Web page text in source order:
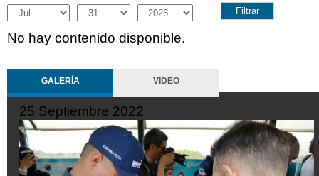
Month
Day Year
No hay contenido disponible.
GALERÍA VIDEO
25 Septiembre 2022